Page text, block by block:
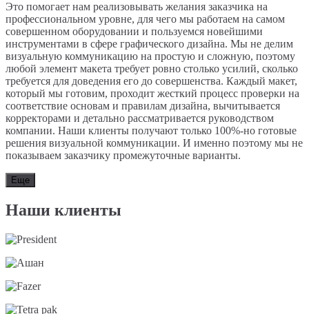
Это помогает нам реализовывать желания заказчика на
профессиональном уровне, для чего мы работаем на самом
совершенном оборудовании и пользуемся новейшими
инструментами в сфере графического дизайна. Мы не делим
визуальную коммуникацию на простую и сложную, поэтому
любой элемент макета требует ровно столько усилий, сколько
требуется для доведения его до совершенства. Каждый макет,
который мы готовим, проходит жесткий процесс проверки на
соответствие основам и правилам дизайна, вычитывается
корректорами и детально рассматривается руководством
компании. Наши клиенты получают только 100%-но готовые
решения визуальной коммуникации. И именно поэтому мы не
показываем заказчику промежуточные варианты.
Еще
Наши клиенты